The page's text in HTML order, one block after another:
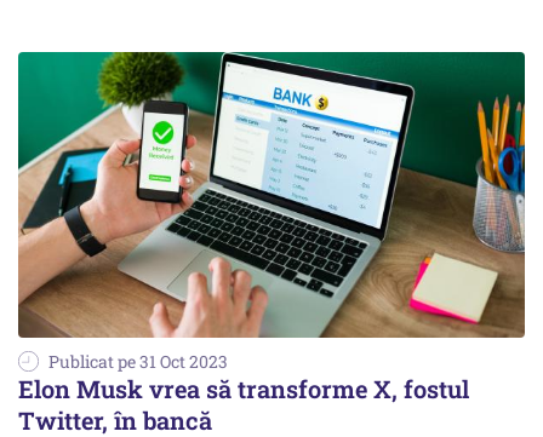
Publicat pe 31 Oct 2023
Elon Musk vrea să transforme X, fostul
Twitter, în bancă